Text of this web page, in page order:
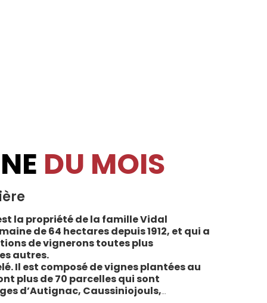
DU MOIS
la propriété de la famille Vidal
de 64 hectares depuis 1912, et qui a
de vignerons toutes plus
autres.
Il est composé de vignes plantées au
plus de 70 parcelles qui sont
d’Autignac, Caussiniojouls,